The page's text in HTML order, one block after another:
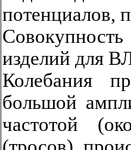
потенциалов,
изделий для
Колебания
большой
частотой